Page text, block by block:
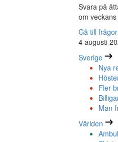
Svara på
om
Gå till
4 augusti
Sverige
Nya
Fler
Man
Världen